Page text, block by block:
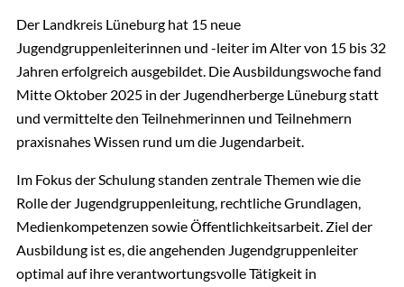
Der Landkreis Lüneburg hat 15 neue
Jugendgruppenleiterinnen und -leiter im Alter von 15 bis 32
Jahren erfolgreich ausgebildet. Die Ausbildungswoche fand
Mitte Oktober 2025 in der Jugendherberge Lüneburg statt
und vermittelte den Teilnehmerinnen und Teilnehmern
praxisnahes Wissen rund um die Jugendarbeit.
Im Fokus der Schulung standen zentrale Themen wie die
Rolle der Jugendgruppenleitung, rechtliche Grundlagen,
Medienkompetenzen sowie Öffentlichkeitsarbeit. Ziel der
Ausbildung ist es, die angehenden Jugendgruppenleiter
optimal auf ihre verantwortungsvolle Tätigkeit in